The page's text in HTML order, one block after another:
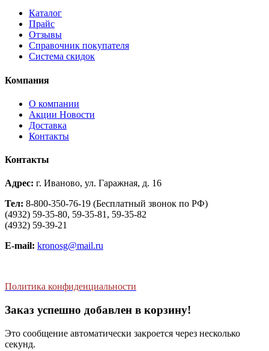
Каталог
Прайс
Отзывы
Справочник покупателя
Система скидок
Компания
О компании
Aкции Новости
Доставка
Контакты
Контакты
Адрес: г. Иваново, ул. Гаражная, д. 16
Тел: 8-800-350-76-19 (Бесплатный звонок по РФ)
(4932) 59-35-80, 59-35-81, 59-35-82
(4932) 59-39-21
E-mail: kronosg@mail.ru
Политика конфиденциальности
Заказ успешно добавлен в корзину!
Это сообщение автоматически закроется через несколько
секунд.